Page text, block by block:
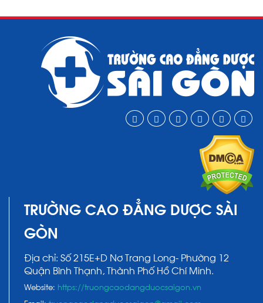
TRƯỜNG CAO ĐẲNG DƯỢC SÀI
GÒN
Địa chỉ: Số 215E+D Nơ Trang Long- Phường 12
Quận Bình Thạnh, Thành Phố Hồ Chí Minh.
Website: https://truongcaodangduocsaigon.vn